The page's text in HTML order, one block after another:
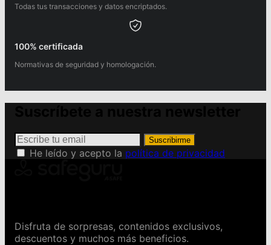
Todas tus transacciones y datos encriptados.
100% certificada
Normativas de seguridad y homologación.
Suscribirme
He leído y acepto la política de privacidad
Disfruta de sorpresas, contenidos exclusivos,
descuentos y muchos más beneficios.